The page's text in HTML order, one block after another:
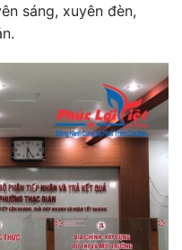
sáng, xuyên đèn,